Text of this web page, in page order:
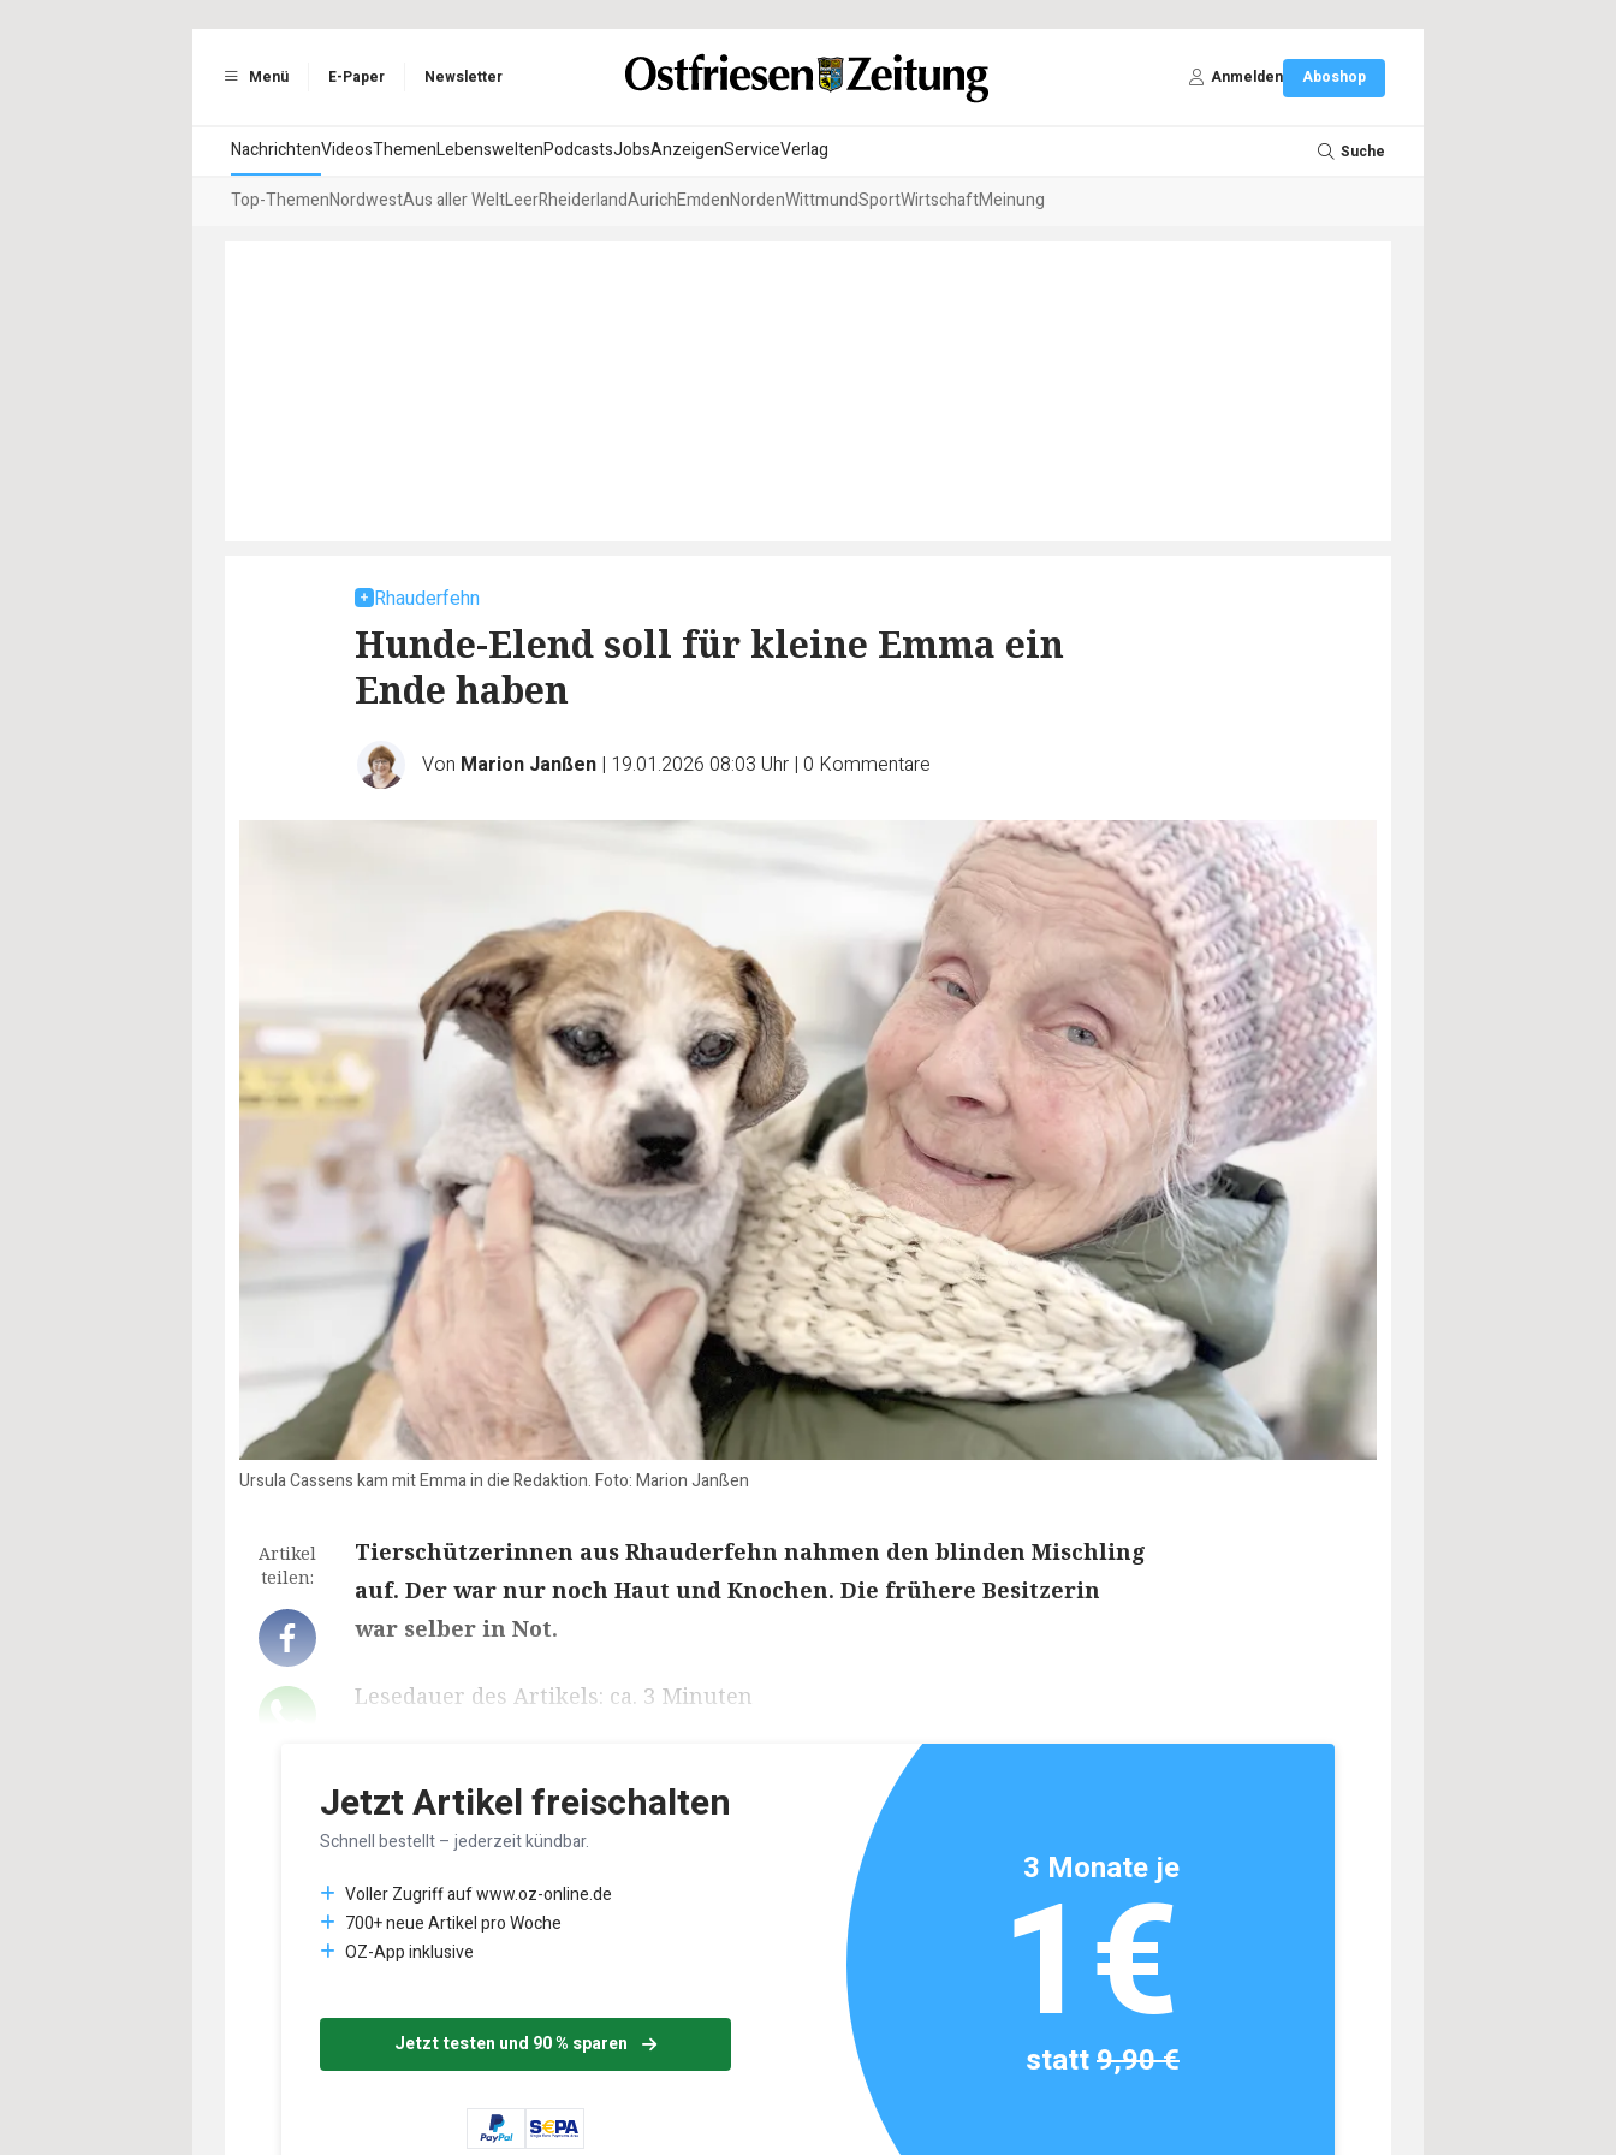
Menü E-Paper Newsletter Anmelden Aboshop
NachrichtenVideosThemenLebensweltenPodcastsJobsAnzeigenServiceVerlag Suche
Top-ThemenNordwestAus aller WeltLeerRheiderlandAurichEmdenNordenWittmundSportWirtschaftMeinung
Rhauderfehn
Hunde-Elend soll für kleine Emma ein
Ende haben
Von Marion Janßen | 19.01.2026 08:03 Uhr | 0 Kommentare
Ursula Cassens kam mit Emma in die Redaktion. Foto: Marion Janßen
Artikel
teilen:
Tierschützerinnen aus Rhauderfehn nahmen den blinden Mischling
auf. Der war nur noch Haut und Knochen. Die frühere Besitzerin
war selber in Not.
Lesedauer des Artikels: ca. 3 Minuten
Jetzt Artikel freischalten
Schnell bestellt – jederzeit kündbar.
Voller Zugriff auf www.oz-online.de
700+ neue Artikel pro Woche
OZ-App inklusive
Jetzt testen und 90 % sparen
3 Monate je
1€
statt9,90 €